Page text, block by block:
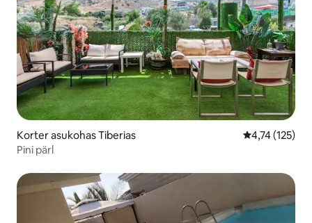
Korter asukohas Tiberias Keskmine
4,74 (125)
Pini pärl